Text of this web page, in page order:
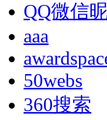
QQ微信
aaa
50webs
360搜索